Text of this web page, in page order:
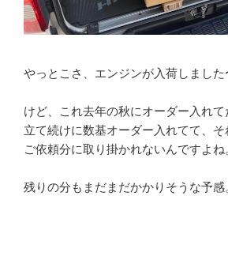
やっとこさ、エンジンが入荷しました
けど、これ去年の秋にオーダー入れ
立て続けに数基オーダー入れてて、そ
ご依頼分に取り掛かれないんですよね
残りの分もまだまだかかりそうな予感